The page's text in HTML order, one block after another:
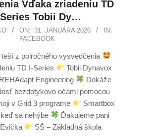
Vďaka zriadeniu TD
Tobii Dy…
ON: 31. JANUÁRA 2026
IN:
FACEBOOK
z polročného vysvedčenia
TD I-Series
Tobii Dynavox
REHAdapt Engineering
Dokáže
bezdotykovo očami pomocou
v Grid 3 programe
Smartbox
sa nehýbe
Ďakujeme pani
SŠ – Základná škola